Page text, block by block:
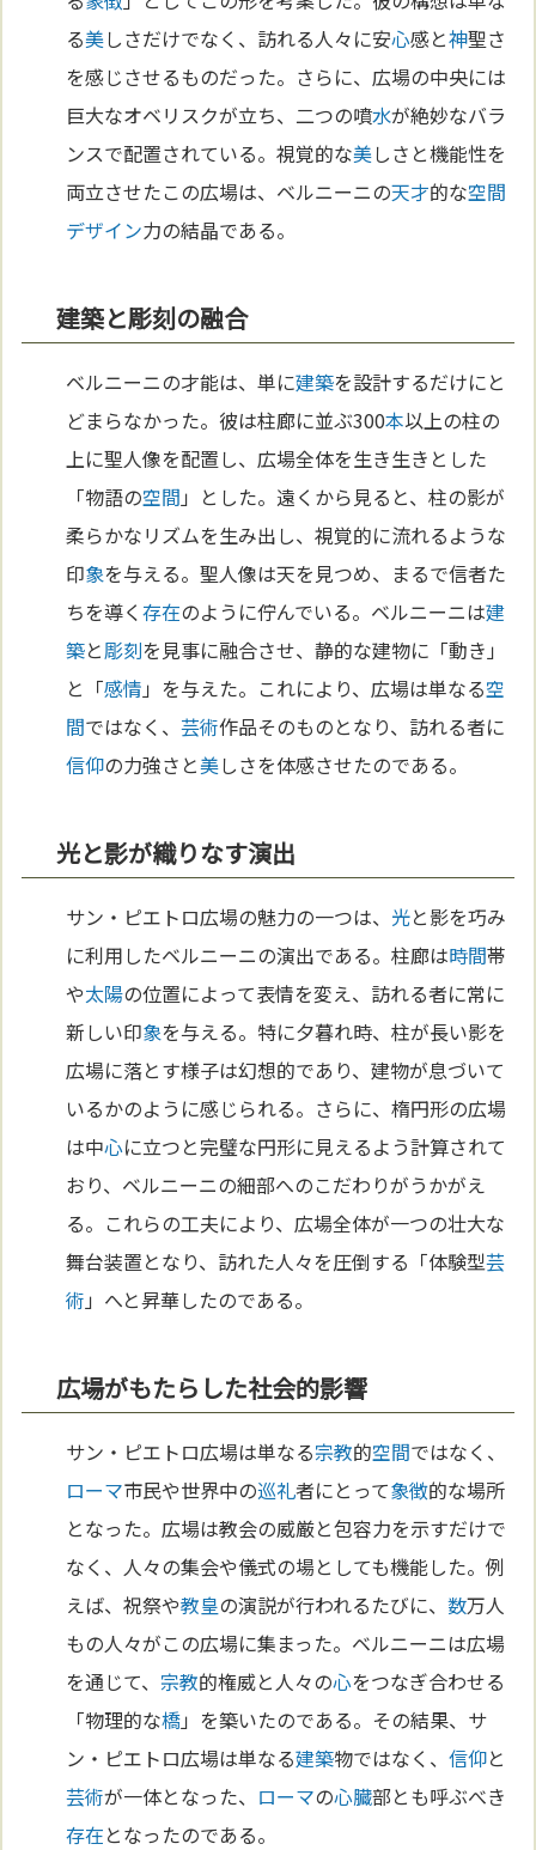
る美しさだけでなく、訪れる人々に安心感と神聖さ
を感じさせるものだった。さらに、広場の中央には
巨大なオベリスクが立ち、二つの噴水が絶妙なバラ
ンスで配置されている。視覚的な美しさと機能性を
両立させたこの広場は、ベルニーニの天才的な空間
デザイン力の結晶である。
建築と彫刻の融合
ベルニーニの才能は、単に建築を設計するだけにと
どまらなかった。彼は柱廊に並ぶ300本以上の柱の
上に聖人像を配置し、広場全体を生き生きとした
「物語の空間 」とした。遠くから見ると、柱の影が
柔らかなリズムを生み出し、視覚的に流れるような
印象を与える。聖人像は天を見つめ、まるで信者た
ちを導く存在のように佇んでいる。ベルニーニは建
築と彫刻を見事に融合させ、静的な建物に「動き」
と「感情 」を与えた。これにより、広場は単なる空
間ではなく、芸術作品そのものとなり、訪れる者に
信仰の力強さと美しさを体感させたのである。
光と影が織りなす演出
サン・ピエトロ広場の魅力の一つは、 光と影を巧み
に利用したベルニーニの演出である。柱廊は時間帯
や太陽の位置によって表情を変え、訪れる者に常に
新しい印象を与える。特に夕暮れ時、柱が長い影を
広場に落とす様子は幻想的であり、建物が息づいて
いるかのように感じられる。さらに、楕円形の広場
は中心に立つと完璧な円形に見えるよう計算されて
おり、ベルニーニの細部へのこだわりがうかがえ
る。これらの工夫により、広場全体が一つの壮大な
舞台装置となり、訪れた人々を圧倒する「体験型芸
術 」へと昇華したのである。
広場がもたらした社会的影響
サン・ピエトロ広場は単なる宗教的空間ではなく、
ローマ市民や世界中の巡礼者にとって象徴的な場所
となった。広場は教会の威厳と包容力を示すだけで
なく、人々の集会や儀式の場としても機能した。例
えば、祝祭や教皇の演説が行われるたびに、数万人
もの人々がこの広場に集まった。ベルニーニは広場
を通じて、 宗教的権威と人々の心をつなぎ合わせる
「物理的な橋」を築いたのである。その結果、サ
ン・ピエトロ広場は単なる建築物ではなく、信仰と
芸術が一体となった、 ローマの心臓部とも呼ぶべき
存在となったのである。